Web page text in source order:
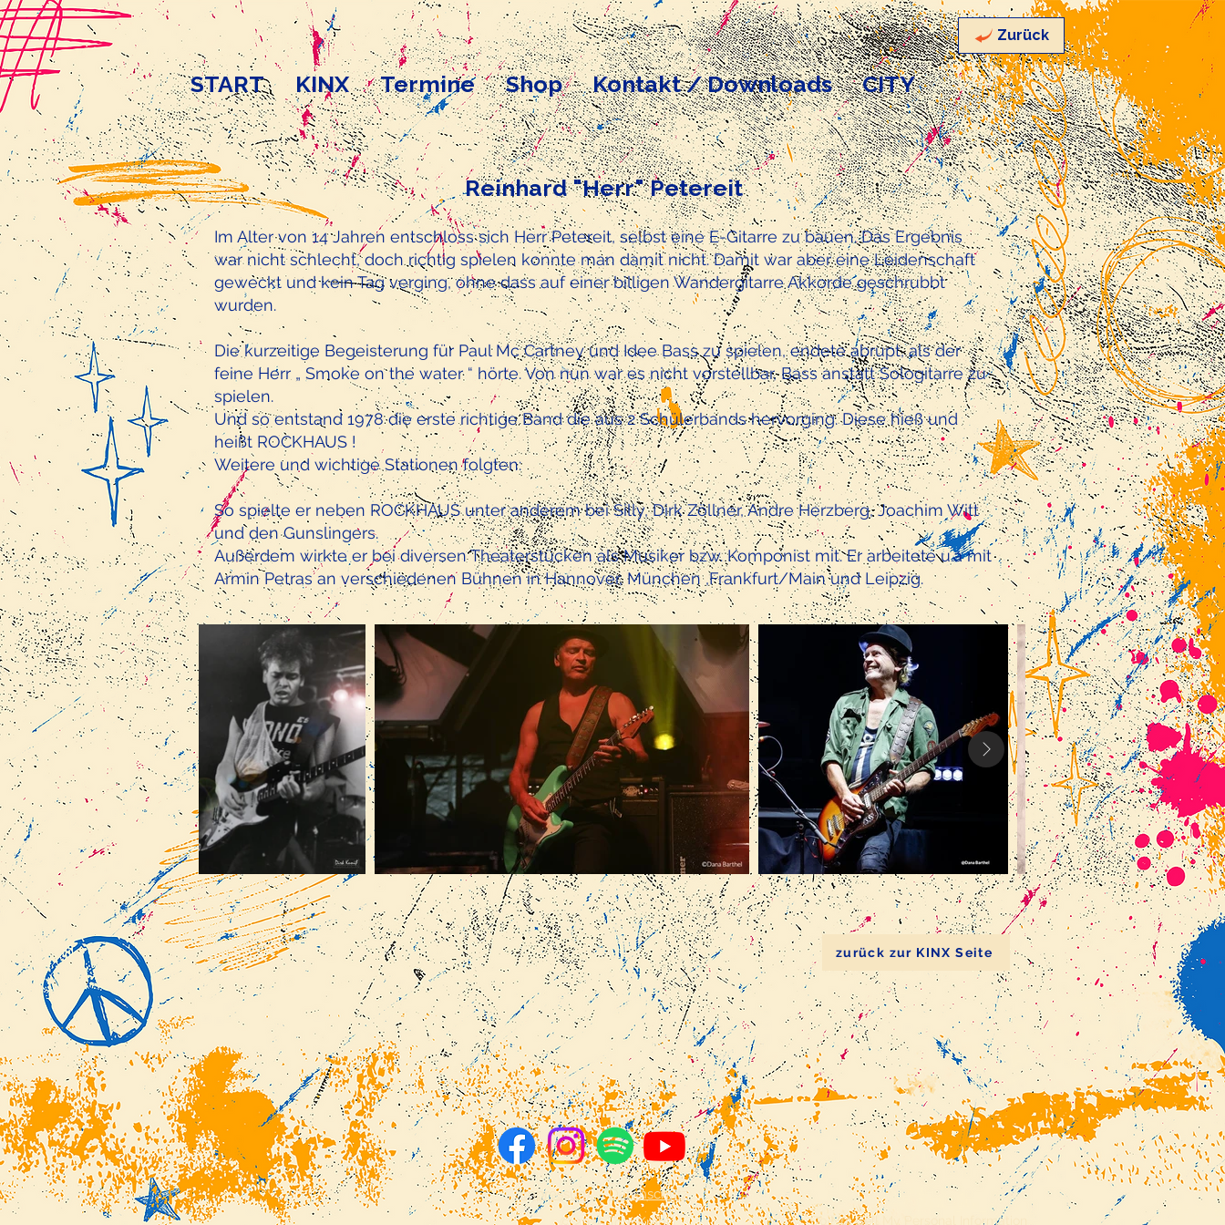
Zurück
START KINX Termine Shop Kontakt / Downloads CITY
Reinhard "Herr" Petereit
Im Alter von 14 Jahren entschloss sich Herr Petereit, selbst eine E-Gitarre zu bauen. Das Ergebnis
war nicht schlecht, doch richtig spielen konnte man damit nicht. Damit war aber eine Leidenschaft
geweckt und kein Tag verging, ohne dass auf einer billigen Wandergitarre Akkorde geschrubbt
wurden.
Die kurzeitige Begeisterung für Paul Mc Cartney und Idee Bass zu spielen, endete abrupt, als der
feine Herr „ Smoke on the water “ hörte. Von nun war es nicht vorstellbar, Bass anstatt Sologitarre zu
spielen.
Und so entstand 1978 die erste richtige Band die aus 2 Schülerbands hervorging. Diese hieß und
heißt ROCKHAUS !
Weitere und wichtige Stationen folgten:
So spielte er neben ROCKHAUS unter anderem bei Silly, Dirk Zöllner, Andre Herzberg, Joachim Witt
und den Gunslingers.
Außerdem wirkte er bei diversen Theaterstücken als Musiker bzw. Komponist mit. Er arbeitete u.a mit
Armin Petras an verschiedenen Bühnen in Hannover, München ,Frankfurt/Main und Leipzig.
zurück zur KINX Seite
Impressum Datenschutz
Do Not Sell My Personal Information